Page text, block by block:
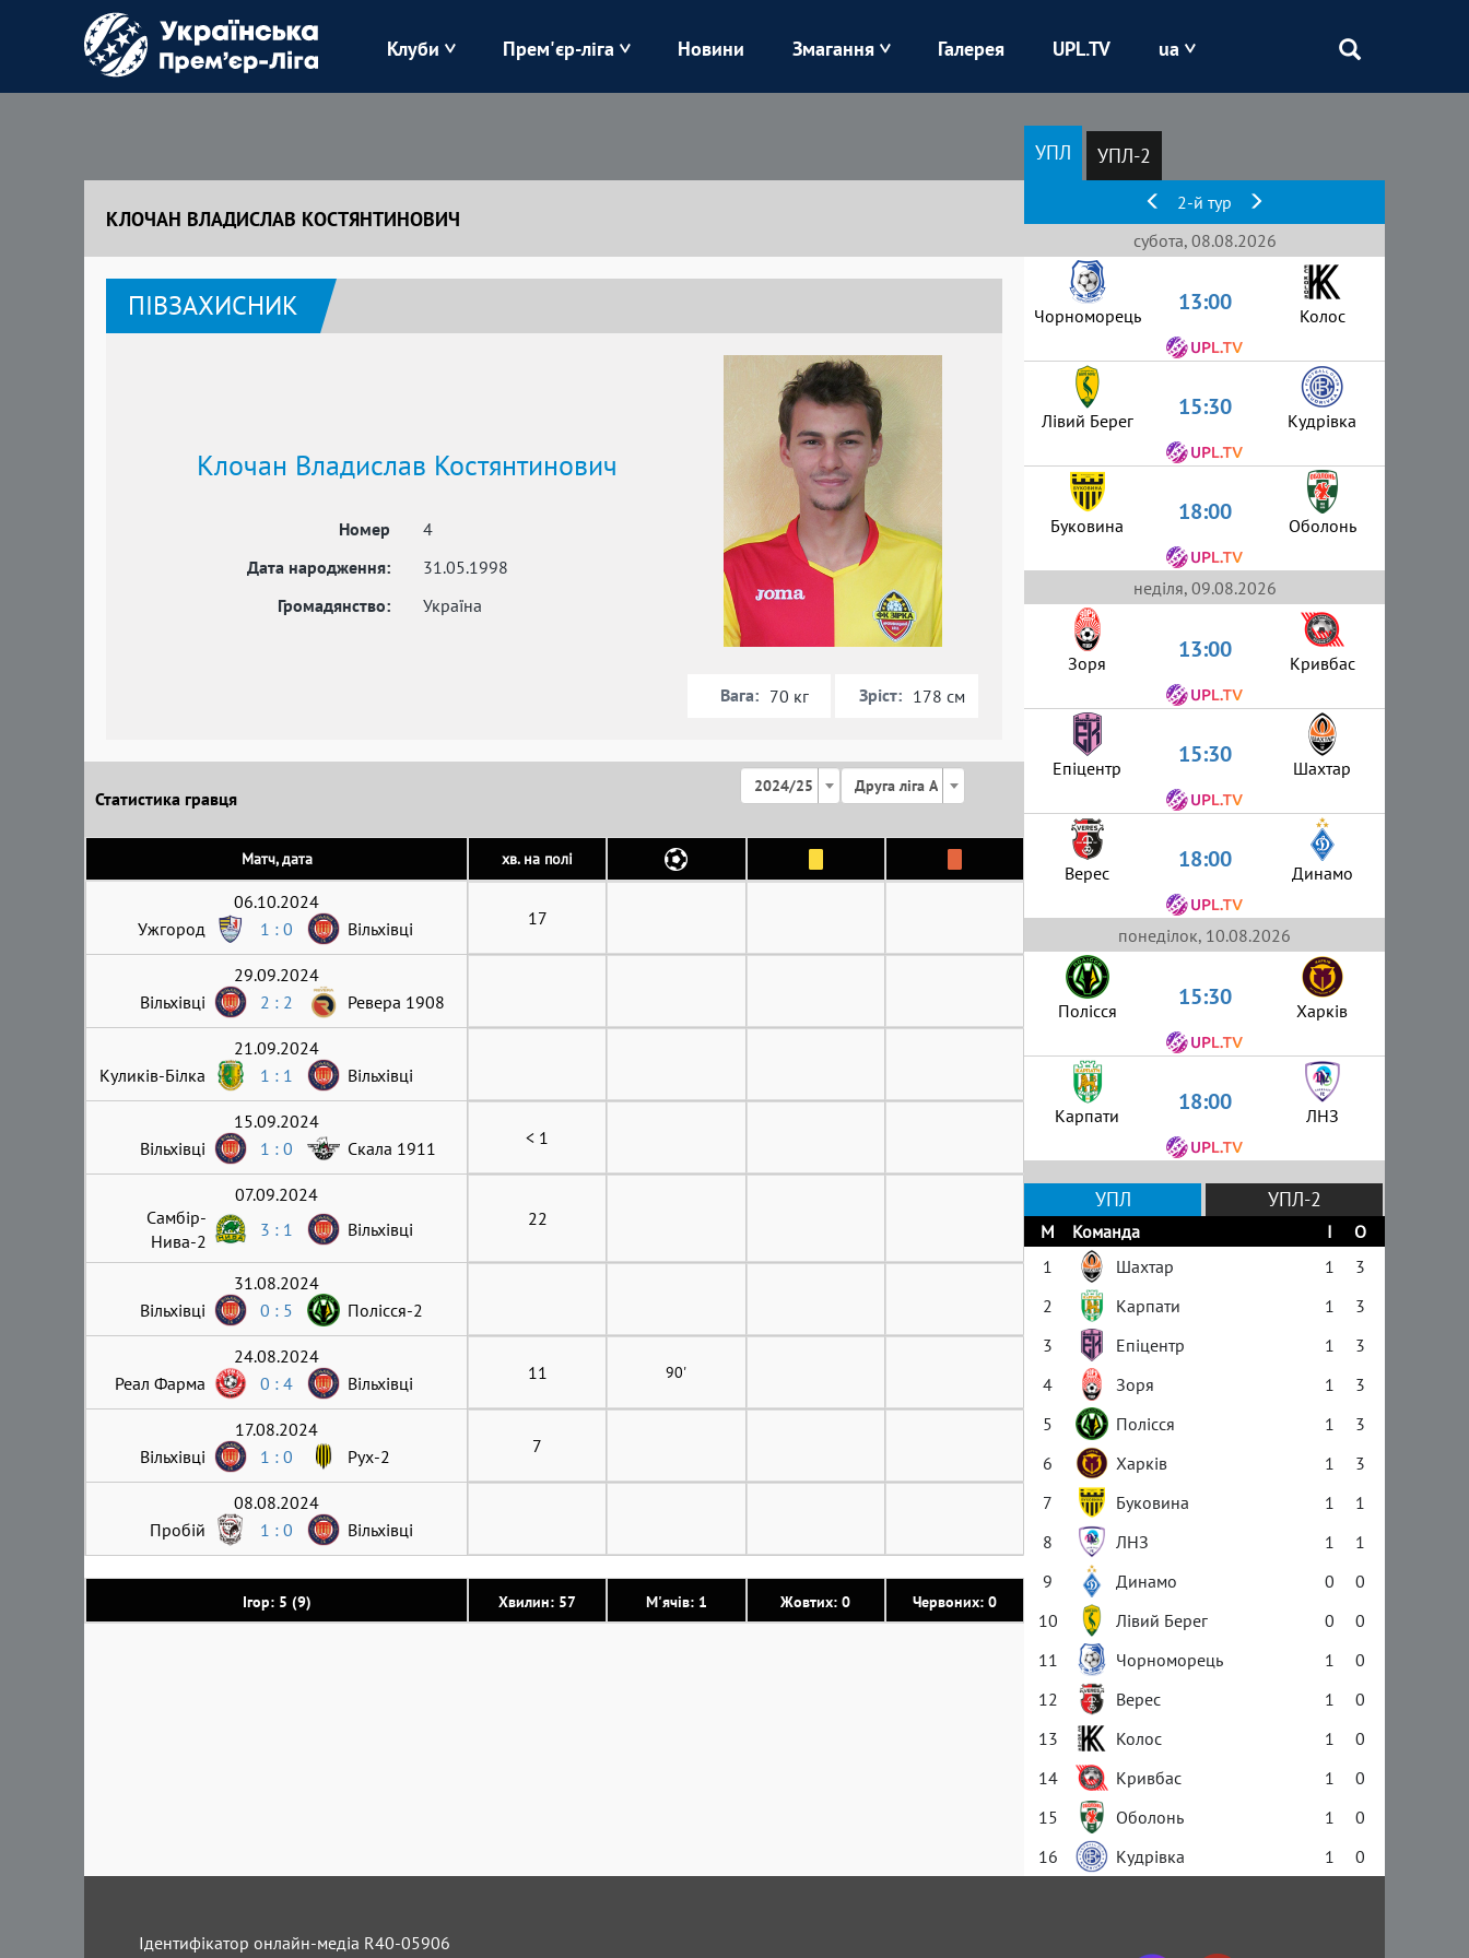
Клуби
Зоря Карпати Колос Кривбас
Оболонь
Полісся
Прем'єр-ліга Новини Змагання Галерея UPL.TV ua
КЛОЧАН ВЛАДИСЛАВ КОСТЯНТИНОВИЧ
ПІВЗАХИСНИК
Клочан Владислав Костянтинович
Номер
4
Дата народження:
31.05.1998
Громадянство:
Україна
Вага: 70 кг Зріст: 178 см
Статистика гравця
2024/25 Друга ліга А
Матч, дата хв. на полі
Ігор: 5 (9) Хвилин: 57 М'ячів: 1 Жовтих: 0 Червоних: 0
06.10.2024
Ужгород
1 : 0 Вільхівці 17
29.09.2024
Вільхівці
2 : 2 Ревера 1908
21.09.2024
Куликів-Білка
1 : 1 Вільхівці
15.09.2024
Вільхівці
1 : 0 Скала 1911 < 1
07.09.2024
Самбір-
Нива-2
3 : 1 Вільхівці 22
31.08.2024
Вільхівці
0 : 5 Полісся-2
24.08.2024
Реал Фарма
0 : 4 Вільхівці 11 90'
17.08.2024
Вільхівці
1 : 0 Рух-2 7
08.08.2024
Пробій
1 : 0 Вільхівці
УПЛ УПЛ-2
2-й тур
субота, 08.08.2026
Чорноморець 13:00 Колос
Лівий Берег 15:30 Кудрівка
Буковина 18:00 Оболонь
неділя, 09.08.2026
Зоря 13:00 Кривбас
Епіцентр 15:30 Шахтар
Верес 18:00 Динамо
понеділок, 10.08.2026
Полісся 15:30 Харків
Карпати 18:00 ЛНЗ
УПЛ УПЛ-2
М Команда І
О
1
Шахтар 1
3
2
Карпати 1
3
3
Епіцентр 1
3
4
Зоря 1
3
5
Полісся 1
3
6
Харків 1
3
7
Буковина 1
1
8
ЛНЗ 1
1
9
Динамо 0
0
10
Лівий Берег 0
0
11
Чорноморець 1
0
12
Верес 1
0
13
Колос 1
0
14
Кривбас 1
0
15
Оболонь 1
0
16
Кудрівка 1 0
Ідентифікатор онлайн-медіа R40-05906